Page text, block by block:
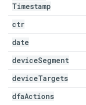
Timestamp
ctr
date
deviceSegment
deviceTargets
dfaActions